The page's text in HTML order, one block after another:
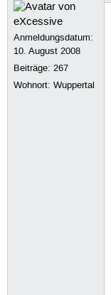
Anmeldungsdatum:
10. August 2008
Beiträge:267
Wohnort: Wuppertal